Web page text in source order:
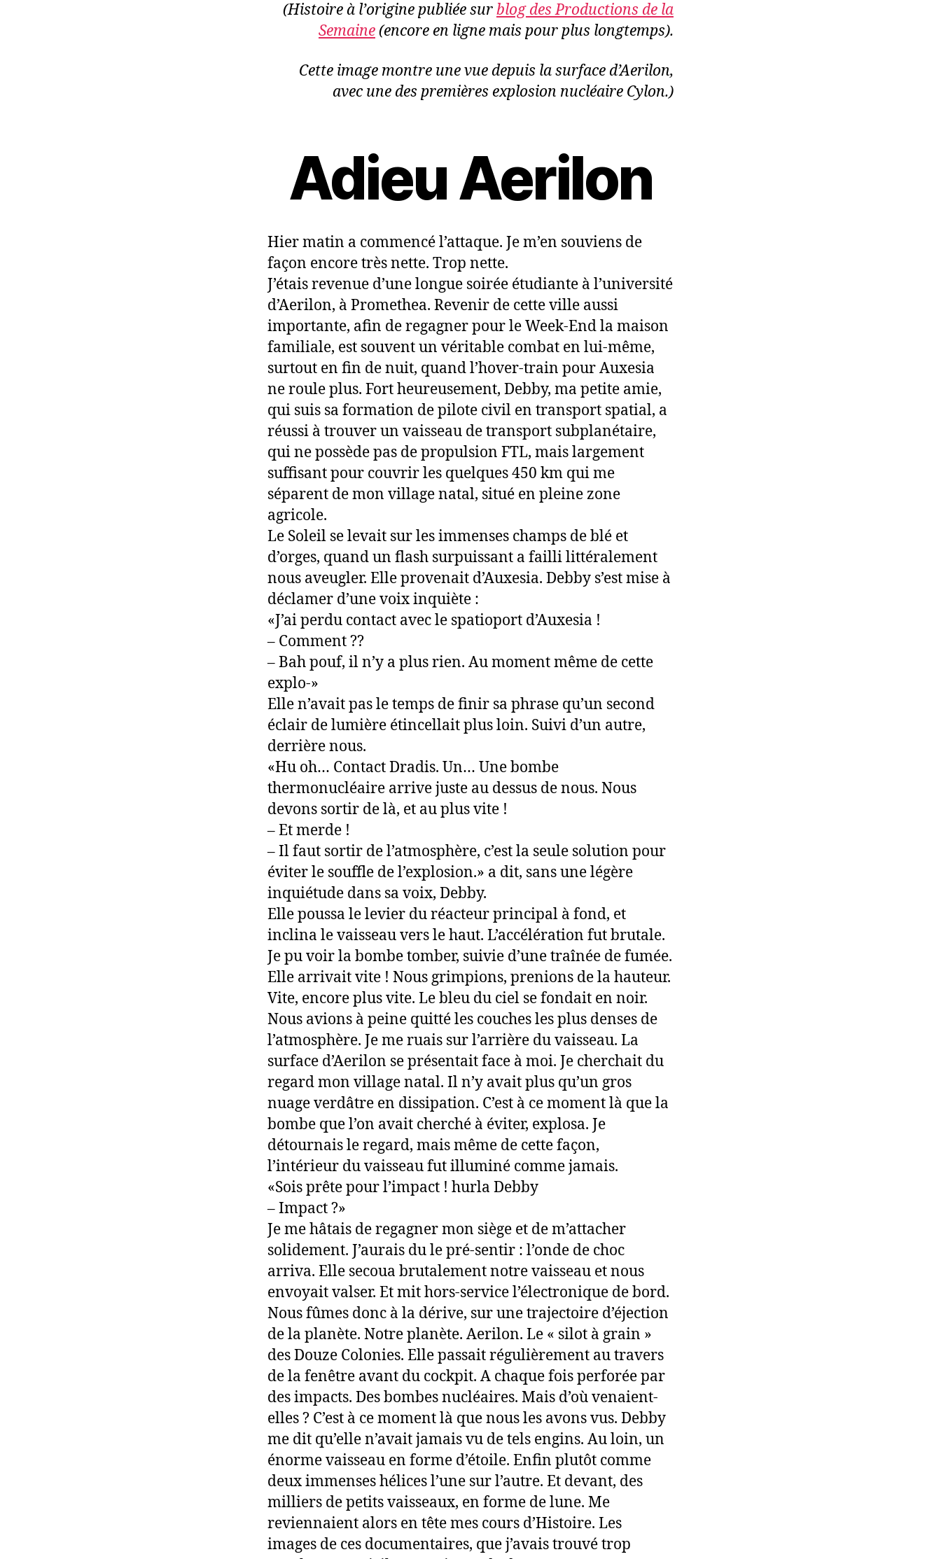
(Histoire à l’origine publiée surblog des Productions de la
Semaine (encore en ligne mais pour plus longtemps).
Cette image montre une vue depuis la surface d’Aerilon,
avec une des premières explosion nucléaire Cylon.)
Adieu Aerilon
Hier matin a commencé l’attaque. Je m’en souviens de
façon encore très nette. Trop nette.
J’étais revenue d’une longue soirée étudiante à l’université
d’Aerilon, à Promethea. Revenir de cette ville aussi
importante, afin de regagner pour le Week-End la maison
familiale, est souvent un véritable combat en lui-même,
surtout en fin de nuit, quand l’hover-train pour Auxesia
ne roule plus. Fort heureusement, Debby, ma petite amie,
qui suis sa formation de pilote civil en transport spatial, a
réussi à trouver un vaisseau de transport subplanétaire,
qui ne possède pas de propulsion FTL, mais largement
suffisant pour couvrir les quelques 450 km qui me
séparent de mon village natal, situé en pleine zone
agricole.
Le Soleil se levait sur les immenses champs de blé et
d’orges, quand un flash surpuissant a failli littéralement
nous aveugler. Elle provenait d’Auxesia. Debby s’est mise à
déclamer d’une voix inquiète :
«J’ai perdu contact avec le spatioport d’Auxesia !
– Comment ??
– Bah pouf, il n’y a plus rien. Au moment même de cette
explo-»
Elle n’avait pas le temps de finir sa phrase qu’un second
éclair de lumière étincellait plus loin. Suivi d’un autre,
derrière nous.
«Hu oh… Contact Dradis. Un… Une bombe
thermonucléaire arrive juste au dessus de nous. Nous
devons sortir de là, et au plus vite !
– Et merde !
– Il faut sortir de l’atmosphère, c’est la seule solution pour
éviter le souffle de l’explosion.» a dit, sans une légère
inquiétude dans sa voix, Debby.
Elle poussa le levier du réacteur principal à fond, et
inclina le vaisseau vers le haut. L’accélération fut brutale.
Je pu voir la bombe tomber, suivie d’une traînée de fumée.
Elle arrivait vite ! Nous grimpions, prenions de la hauteur.
Vite, encore plus vite. Le bleu du ciel se fondait en noir.
Nous avions à peine quitté les couches les plus denses de
l’atmosphère. Je me ruais sur l’arrière du vaisseau. La
surface d’Aerilon se présentait face à moi. Je cherchait du
regard mon village natal. Il n’y avait plus qu’un gros
nuage verdâtre en dissipation. C’est à ce moment là que la
bombe que l’on avait cherché à éviter, explosa. Je
détournais le regard, mais même de cette façon,
l’intérieur du vaisseau fut illuminé comme jamais.
«Sois prête pour l’impact ! hurla Debby
– Impact ?»
Je me hâtais de regagner mon siège et de m’attacher
solidement. J’aurais du le pré-sentir : l’onde de choc
arriva. Elle secoua brutalement notre vaisseau et nous
envoyait valser. Et mit hors-service l’électronique de bord.
Nous fûmes donc à la dérive, sur une trajectoire d’éjection
de la planète. Notre planète. Aerilon. Le « silot à grain »
des Douze Colonies. Elle passait régulièrement au travers
de la fenêtre avant du cockpit. A chaque fois perforée par
des impacts. Des bombes nucléaires. Mais d’où venaient-
elles ? C’est à ce moment là que nous les avons vus. Debby
me dit qu’elle n’avait jamais vu de tels engins. Au loin, un
énorme vaisseau en forme d’étoile. Enfin plutôt comme
deux immenses hélices l’une sur l’autre. Et devant, des
milliers de petits vaisseaux, en forme de lune. Me
reviennaient alors en tête mes cours d’Histoire. Les
images de ces documentaires, que j’avais trouvé trop